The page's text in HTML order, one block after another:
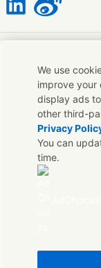
with us on
Connect with
联系我们
联系联合利华和专
联系我们
联系联合利华中国
常见问题
沪ICP备12023429号
We use
improve your
display ads
other third-
Privacy
You can
time.